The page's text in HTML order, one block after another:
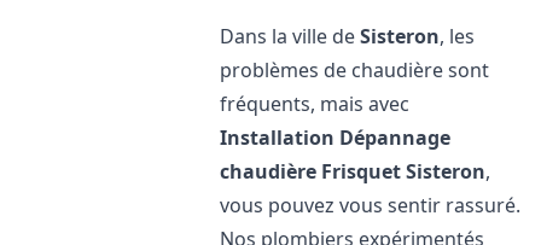
Dans la ville deSisteron, les
problèmes de chaudière sont
fréquents, mais avec
Installation Dépannage
chaudière FrisquetSisteron,
vous pouvez vous sentir rassuré.
Nos plombiers expérimentés